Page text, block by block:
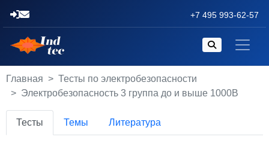
+7 495 993-62-57
Главная
Тесты по электробезопасности
Электробезопасность 3 группа до и выше 1000В
Тесты Темы Литература